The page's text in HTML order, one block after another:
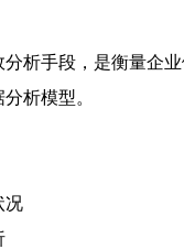
手段，是衡量企业
析模型。
况